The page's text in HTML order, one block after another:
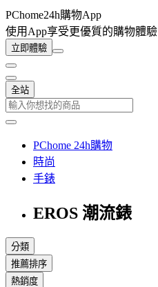
PChome24h購物App
使用App享受更優質的購物體驗
立即體驗
全站
PChome 24h購物
時尚
手錶
EROS 潮流錶
分類
推薦排序
熱銷度